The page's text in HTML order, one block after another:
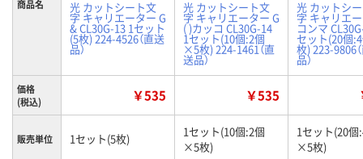
商品名 光 カットシート文
字 キャリエーター G
& CL30G-13 1セット
(5枚) 224-4526（直送
品）
光 カットシート文
字 キャリエーター G
( )カッコ CL30G-14
1セット(10個:2個
×5枚) 224-1461（直
送品）
光 カットシ
字 キャリエ
コンマ
セット(20個
枚) 223-9806
品）
価格
(税込)
￥535 ￥535
販売単位 1セット(5枚)
1セット(10個:2個
×5枚)
1セット(20個
×5枚)